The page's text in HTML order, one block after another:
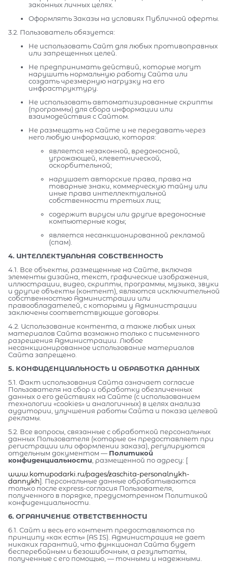
законных личных целях.
Оформлять Заказы на условиях Публичной оферты.
3.2. Пользователь обязуется:
Не использовать Сайт для любых противоправных
или запрещенных целей.
Не предпринимать действий, которые могут
нарушить нормальную работу Сайта или
создать чрезмерную нагрузку на его
инфраструктуру.
Не использовать автоматизированные скрипты
(программы) для сбора информации или
взаимодействия с Сайтом.
Не размещать на Сайте и не передавать через
него любую информацию, которая:
является незаконной, вредоносной,
угрожающей, клеветнической,
оскорбительной;
нарушает авторские права, права на
товарные знаки, коммерческую тайну или
иные права интеллектуальной
собственности третьих лиц;
содержит вирусы или другие вредоносные
компьютерные коды;
является несанкционированной рекламой
(спам).
4. ИНТЕЛЛЕКТУАЛЬНАЯ СОБСТВЕННОСТЬ
4.1. Все объекты, размещенные на Сайте, включая
элементы дизайна, текст, графические изображения,
иллюстрации, видео, скрипты, программы, музыка, звуки
и другие объекты (контент), являются исключительной
собственностью Администрации или
правообладателей, с которыми у Администрации
заключены соответствующие договоры.
4.2. Использование контента, а также любых иных
материалов Сайта возможно только с письменного
разрешения Администрации. Любое
несанкционированное использование материалов
Сайта запрещено.
5. КОНФИДЕНЦИАЛЬНОСТЬ И ОБРАБОТКА ДАННЫХ
5.1. Факт использования Сайта означает согласие
Пользователя на сбор и обработку обезличенных
данных о его действиях на Сайте (с использованием
технологии «cookies» и аналогичных) в целях анализа
аудитории, улучшения работы Сайта и показа целевой
рекламы.
5.2. Все вопросы, связанные с обработкой персональных
данных Пользователя (которые он предоставляет при
регистрации или оформлении заказа), регулируются
отдельным документом — Политикой
конфиденциальности , размещенной по адресу: [
www.komupodarki.ru/pages/zaschita-personalnykh-
dannykh]. Персональные данные обрабатываются
только после express-согласия Пользователя,
полученного в порядке, предусмотренном Политикой
конфиденциальности.
6. ОГРАНИЧЕНИЕ ОТВЕТСТВЕННОСТИ
6.1. Сайт и весь его контент предоставляются по
принципу «как есть» (AS IS). Администрация не дает
никаких гарантий, что функционал Сайта будет
бесперебойным и безошибочным, а результаты,
полученные с его помощью, — точными и надежными.